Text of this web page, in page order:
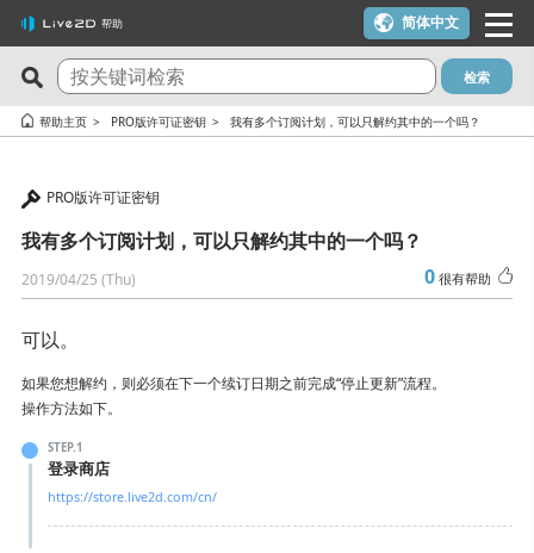
帮助
最新问答
サードパーティ製アプリケーションにおけるCubism Editorお
よびCubism SDKの新機能対応について
关于时间轴的最终帧未被输出
在alpha版的Cubism Editor创建的文件(cmo3, can3, moc3)可以
在其他版本中打开吗？
能够流畅运行Cubism Editor的PC规格是什么？
在使用了AI制作的内容中，是否可以使用Cubism Editor、
Cubism SDK或示例素材呢？
确认 RLM_DIAGNOSTICS.log 文件的方法
关注度最高的10个问答
我想使用优惠券
在macOS 10.15 Catalina或更高版本上安装时出现警告
可用于在YouTube或Twitch上发布作品吗？
【-1005错误】许可证激活次数超限／macOS的更新／计划更换
【-103、-105错误】 发生网络通信相关错误时
检索
帮助主页 PRO版许可证密钥 我有多个订阅计划，可以只解约其中的一个吗？
PRO版许可证密钥
我有多个订阅计划，可以只解约其中的一个吗？
2019/04/25 (Thu) 0 很有帮助
可以。
如果您想解约，则必须在下一个续订日期之前完成“停止更新”流程。
操作方法如下。
STEP.1
登录商店
https://store.live2d.com/cn/
简体中文